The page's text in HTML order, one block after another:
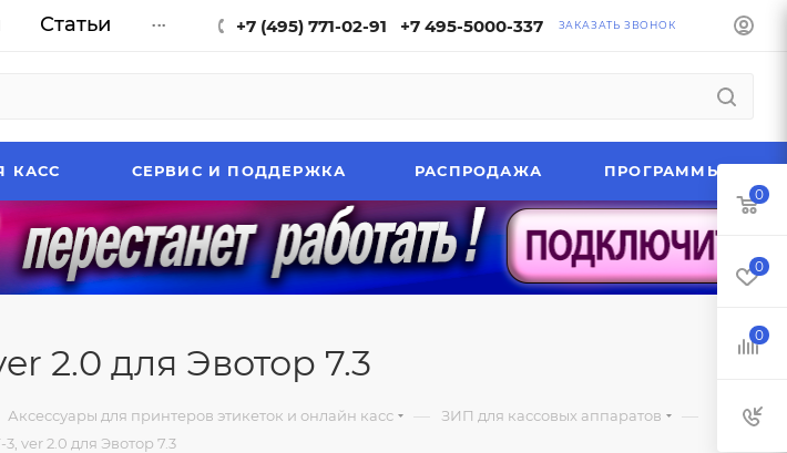
Статьи ... +7 (495) 771-02-91 +7 495-5000-337 ЗАКАЗАТЬ ЗВОНОК
КАСС СЕРВИС И ПОДДЕРЖКА РАСПРОДАЖА ПРОГРАММЫ
2.0 для Эвотор 7.3
Аксессуары для принтеров этикеток и онлайн касс — ЗИП для кассовых аппаратов —
ver 2.0 для Эвотор 7.3
0
0
0